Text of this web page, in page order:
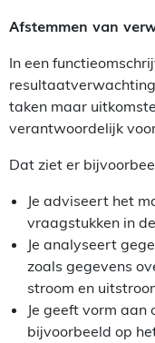
Afstemmen van
In een
taken maar
verantwoordelijk
Dat ziet er
Je adviseert het
vraagstukken in
Je analyseert
zoals gegevens
stroom en
Je geeft vorm
bijvoorbeeld op